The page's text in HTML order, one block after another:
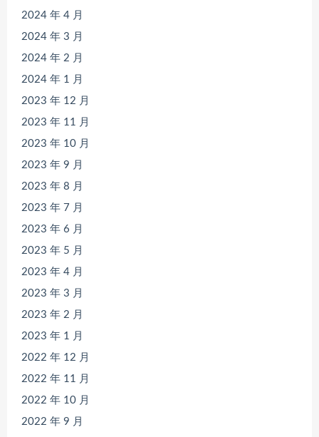
2024 年 4 月
2024 年 3 月
2024 年 2 月
2024 年 1 月
2023 年 12 月
2023 年 11 月
2023 年 10 月
2023 年 9 月
2023 年 8 月
2023 年 7 月
2023 年 6 月
2023 年 5 月
2023 年 4 月
2023 年 3 月
2023 年 2 月
2023 年 1 月
2022 年 12 月
2022 年 11 月
2022 年 10 月
2022 年 9 月